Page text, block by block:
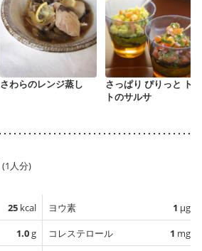
さわらのレンジ蒸し
さっぱり ぴりっと トマ
トのサルサ
(1人分)
25 kcal
1.0g
ヨウ素 1 µg
コレステロール
1 mg